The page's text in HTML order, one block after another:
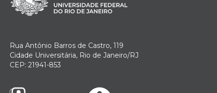
Rua Antônio Barros de Castro, 119
Cidade Universitária, Rio de Janeiro/RJ
CEP: 21941-853